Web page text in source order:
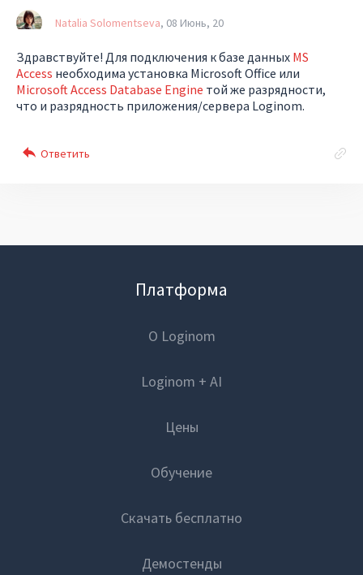
Natalia Solomentseva 08 Июнь, 20
Здравствуйте! Для подключения к базе данных MS
Access необходима установка Microsoft Office или
Microsoft Access Database Engine той же разрядности,
что и разрядность приложения/сервера Loginom.
Платформа
О Loginom
Loginom + AI
Цены
Обучение
Скачать бесплатно
Демостенды